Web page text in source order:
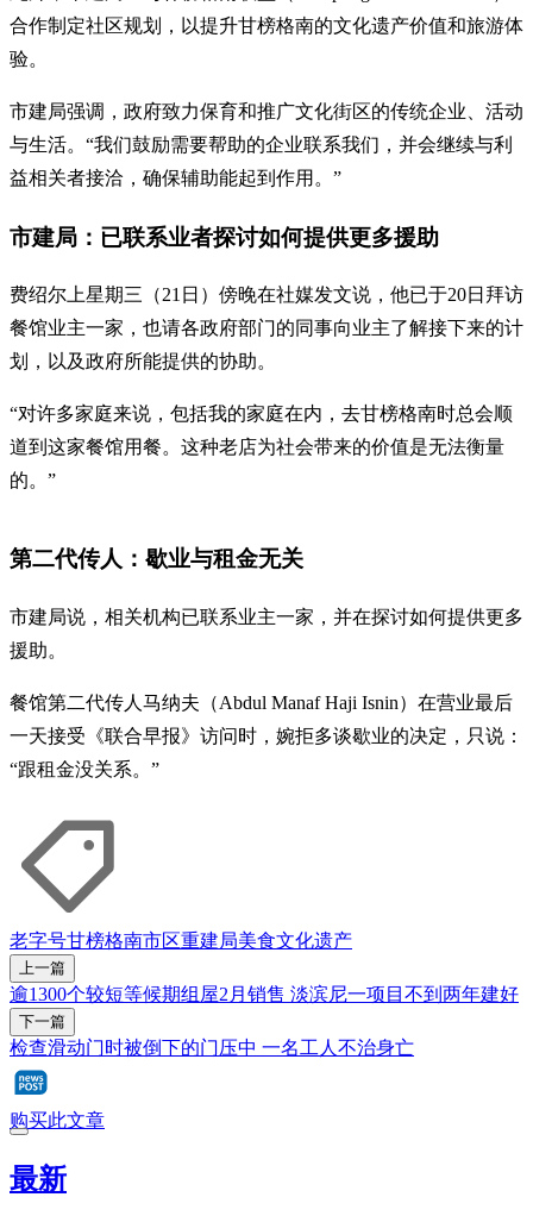
合作制定社区规划，以提升甘榜格南的文化遗产价值和旅游体
验。
市建局强调，政府致力保育和推广文化街区的传统企业、活动
与生活。“我们鼓励需要帮助的企业联系我们，并会继续与利
益相关者接洽，确保辅助能起到作用。”
市建局：已联系业者探讨如何提供更多援助
费绍尔上星期三（21日）傍晚在社媒发文说，他已于20日拜访
餐馆业主一家，也请各政府部门的同事向业主了解接下来的计
划，以及政府所能提供的协助。
“对许多家庭来说，包括我的家庭在内，去甘榜格南时总会顺
道到这家餐馆用餐。这种老店为社会带来的价值是无法衡量
的。”
第二代传人：歇业与租金无关
市建局说，相关机构已联系业主一家，并在探讨如何提供更多
援助。
餐馆第二代传人马纳夫（Abdul Manaf Haji Isnin）在营业最后
一天接受《联合早报》访问时，婉拒多谈歇业的决定，只说：
“跟租金没关系。”
老字号甘榜格南市区重建局美食文化遗产
上一篇
逾1300个较短等候期组屋2月销售 淡滨尼一项目不到两年建好
下一篇
检查滑动门时被倒下的门压中 一名工人不治身亡
购买此文章
最新